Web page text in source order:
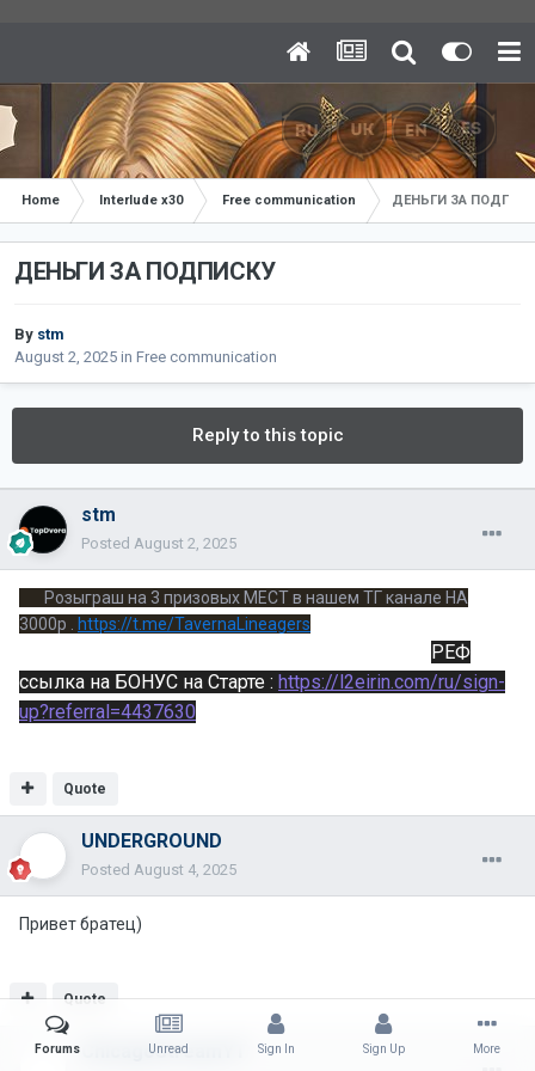
Home Interlude x30 Free communication ДЕНЬГИ ЗА
ДЕНЬГИ ЗА ПОДПИСКУ
By stm
August 2, 2025 in Free communication
Reply to this topic
stm
Posted August 2, 2025
Розыграш на 3 призовых МЕСТ в нашем ТГ канале НА
3000р . https://t.me/TavernaLineagers
РЕФ
ссылка на БОНУС на Старте : https://l2eirin.com/ru/sign-
up?referral=4437630
Quote
UNDERGROUND
Posted August 4, 2025
Привет братец)
Quote
ChicagoStreamYT
Forums Unread Sign In Sign Up More